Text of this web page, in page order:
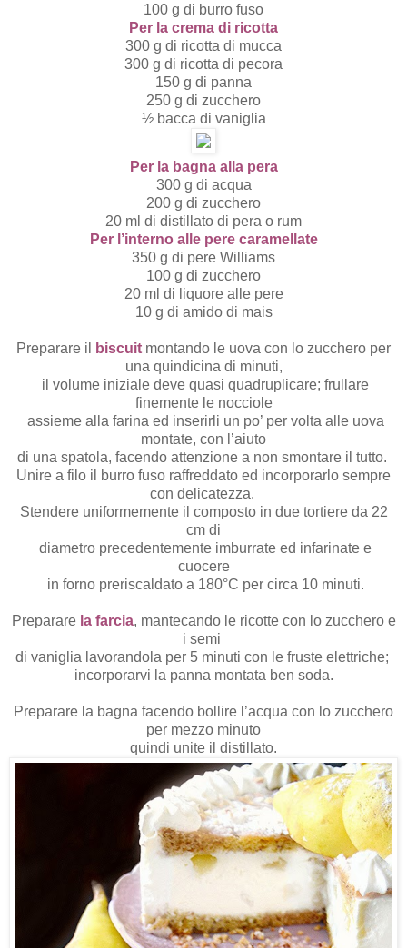
100 g di burro fuso
Per la crema di ricotta
300 g di ricotta di mucca
300 g di ricotta di pecora
150 g di panna
250 g di zucchero
½ bacca di vaniglia
Per la bagna alla pera
300 g di acqua
200 g di zucchero
20 ml di distillato di pera o rum
Per l’interno alle pere caramellate
350 g di pere Williams
100 g di zucchero
20 ml di liquore alle pere
10 g di amido di mais
Preparare il biscuit montando le uova con lo zucchero per
una quindicina di minuti,
il volume iniziale deve quasi quadruplicare; frullare
finemente le nocciole
assieme alla farina ed inserirli un po’ per volta alle uova
montate, con l’aiuto
di una spatola, facendo attenzione a non smontare il tutto.
Unire a filo il burro fuso raffreddato ed incorporarlo sempre
con delicatezza.
Stendere uniformemente il composto in due tortiere da 22
cm di
diametro precedentemente imburrate ed infarinate e
cuocere
in forno preriscaldato a 180°C per circa 10 minuti.
Prepararela farcia, mantecando le ricotte con lo zucchero e
i semi
di vaniglia lavorandola per 5 minuti con le fruste elettriche;
incorporarvi la panna montata ben soda.
Preparare la bagna facendo bollire l’acqua con lo zucchero
per mezzo minuto
quindi unite il distillato.